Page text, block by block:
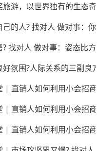
游，以世界独有的生态
的人? 找对人 做对事：你
找对人 做对事：姿态比方
氛围?人际关系的三副良
| 直销人如何利用小会招
| 直销人如何利用小会招
| 直销人如何利用小会招